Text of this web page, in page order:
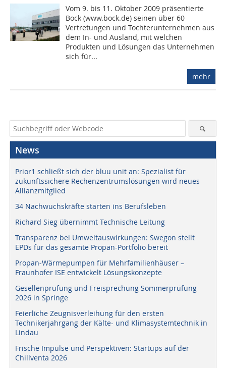
Vom 9. bis 11. Oktober 2009 präsentierte
Bock (www.bock.de) seinen über 60
Vertretungen und Tochterunternehmen aus
dem In- und Ausland, mit welchen
Produkten und Lösungen das Unternehmen
sich für...
mehr
News
Prior1 schließt sich der bluu unit an: Spezialist für
zukunftssichere Rechenzentrumslösungen wird neues
Allianzmitglied
34 Nachwuchskräfte starten ins Berufsleben
Richard Sieg übernimmt Technische Leitung
Transparenz bei Umweltauswirkungen: Swegon stellt
EPDs für das gesamte Propan-Portfolio bereit
Propan-Wärmepumpen für Mehrfamilienhäuser –
Fraunhofer ISE entwickelt Lösungskonzepte
Gesellenprüfung und Freisprechung Sommerprüfung
2026 in Springe
Feierliche Zeugnisverleihung für den ersten
Technikerjahrgang der Kälte- und Klimasystemtechnik in
Lindau
Frische Impulse und Perspektiven: Startups auf der
Chillventa 2026